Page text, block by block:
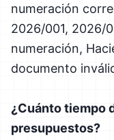
numeración
2026/001, 2026/
numeración,
documento
¿Cuánto tiempo
presupuestos?